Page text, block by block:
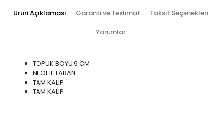
Ürün Açıklaması Garanti ve Teslimat Taksit Seçenekleri
Yorumlar
TOPUK BOYU 9 CM
NEOLİT TABAN
TAM KALIP
TAM KALIP